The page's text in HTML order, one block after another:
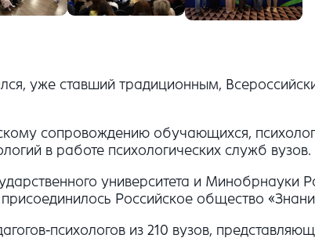
уже ставший традиционным,
сопровождению обучающихся,
в работе психологических служб вузов.
университета и Минобрнауки
Российское общество
психологов из 210 вузов,